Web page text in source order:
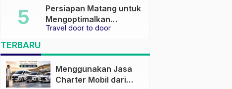
Travel door to door
Persiapan Matang untuk
Mengoptimalkan
Pengalaman Travel
TERBARU
Menggunakan Jasa
Charter Mobil dari